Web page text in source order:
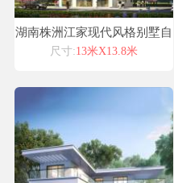
湖南株洲江家现代风格别墅自
建房设计图纸喜天下建筑设计
尺寸:13米X13.8米